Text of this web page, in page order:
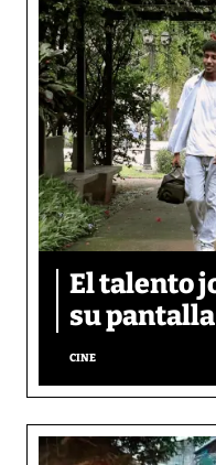
El talento
su pantalla​
CINE